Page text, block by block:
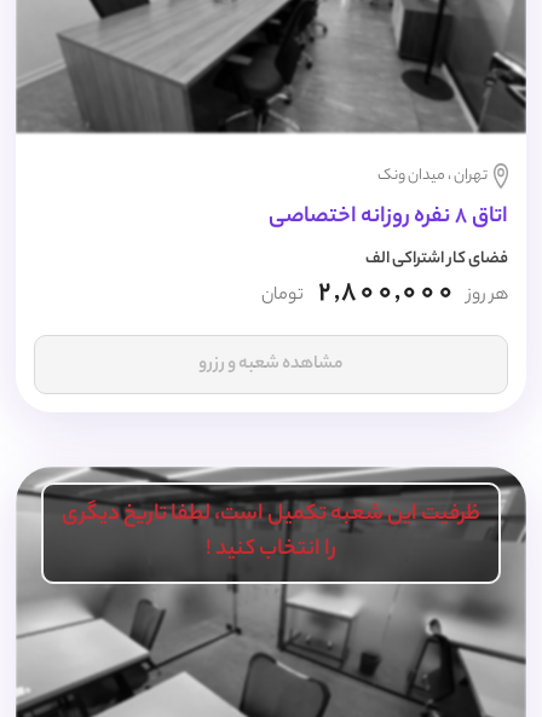
تهران ، میدان ونک
اتاق 8 نفره روزانه اختصاصی
فضای کار اشتراکی الف
هر روز 2,800,000 تومان
مشاهده شعبه و رزرو
ظرفیت این شعبه تکمیل است، لطفا تاریخ دیگری
را انتخاب کنید !